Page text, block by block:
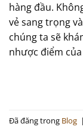
hàng đầu.
vẻ sang trọng
chúng ta sẽ
nhược điểm
Đã đăng trong Blog |